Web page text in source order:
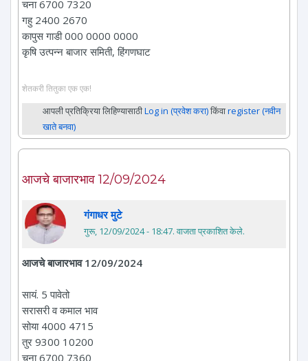
चना 6700 7320
गहु 2400 2670
कापुस गाडी 000 0000 0000
कृषि उत्पन्न बाजार समिती, हिंगणघाट
शेतकरी तितुका एक एक!
आपली प्रतिक्रिया लिहिण्यासाठीLog in (प्रवेश करा)किंवाregister (नवीन
खाते बनवा)
आजचे बाजारभाव 12/09/2024
गंगाधर मुटे
गुरू, 12/09/2024 - 18:47. वाजता प्रकाशित केले.
आजचे बाजारभाव 12/09/2024
सायं. 5 पावेतो
सरासरी व कमाल भाव
सोया 4000 4715
तुर 9300 10200
चना 6700 7360